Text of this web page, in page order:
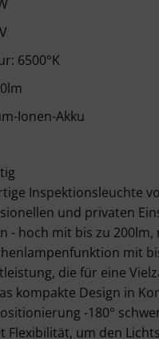
6500°K
Ionen-Akku
Inspektionsleuchte
und privaten
- hoch mit bis zu
mit
die für eine
kompakte Design in
-180°
Flexibilität, um den